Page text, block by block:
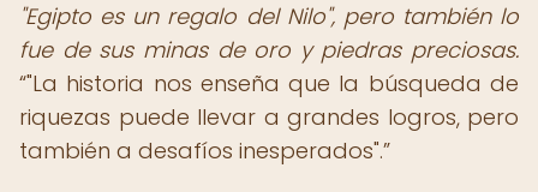
"Egipto es un regalo del Nilo", pero también lo
fue de sus minas de oro y piedras preciosas.
"La historia nos enseña que la búsqueda de
riquezas puede llevar a grandes logros, pero
también a desafíos inesperados".